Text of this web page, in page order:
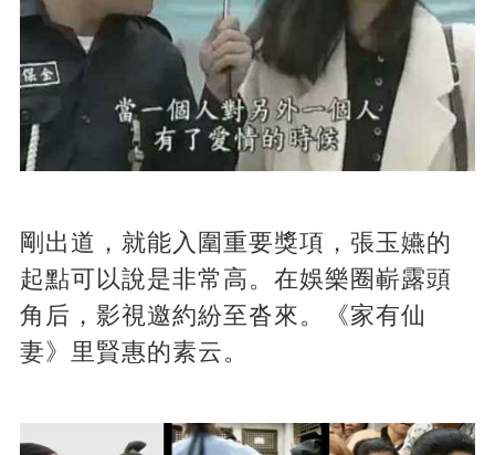
剛出道，就能入圍重要獎項，張玉嬿的
起點可以說是非常高。在娛樂圈嶄露頭
角后，影視邀約紛至沓來。《家有仙
妻》里賢惠的素云。